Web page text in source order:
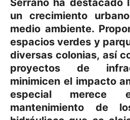
Serrano ha destacado
un crecimiento
medio ambiente.
espacios verdes y
diversas colonias, así
proyectos de
minimicen el impacto
especial
mantenimiento de